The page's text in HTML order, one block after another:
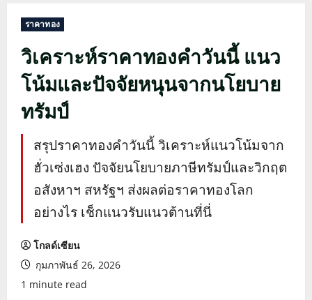
ราคาทอง
วิเคราะห์ราคาทองคำวันนี้ แนว
โน้มและปัจจัยหนุนจากนโยบาย
ทรัมป์
สรุปราคาทองคำวันนี้ วิเคราะห์แนวโน้มจาก
ฮั่วเซ่งเฮง ปัจจัยนโยบายภาษีทรัมป์และวิกฤต
อสังหาฯ สหรัฐฯ ส่งผลต่อราคาทองโลก
อย่างไร เช็กแนวรับแนวต้านที่นี่
โกลด์เซียน
กุมภาพันธ์ 26, 2026
1 minute read